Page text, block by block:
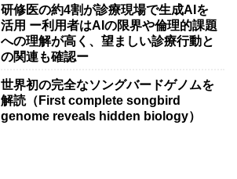
研修医の約4割が診療現場で生成AIを
活用 ー利用者はAIの限界や倫理的課題
への理解が高く、望ましい診療行動と
の関連も確認ー
世界初の完全なソングバードゲノムを
解読（First complete songbird
genome reveals hidden biology）